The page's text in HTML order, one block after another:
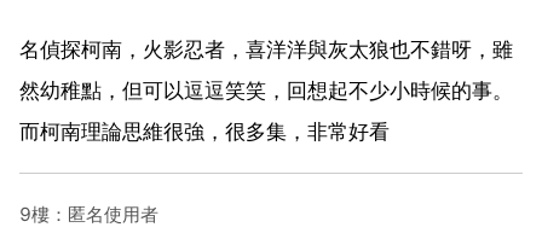
名偵探柯南，火影忍者，喜洋洋與灰太狼也不錯呀，雖
然幼稚點，但可以逗逗笑笑，回想起不少小時候的事。
而柯南理論思維很強，很多集，非常好看
9樓：匿名使用者